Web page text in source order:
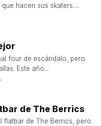
hacen sus skaters....
four de escándalo, pero
Este año...
de The Berrics
flatbar de The Berrics, pero